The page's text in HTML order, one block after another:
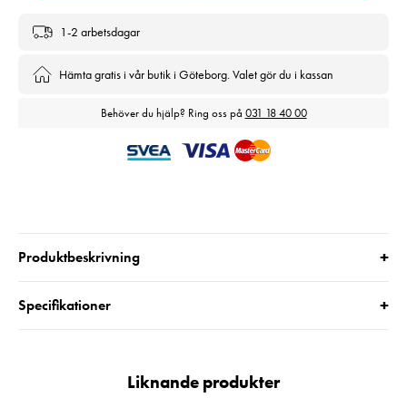
1-2 arbetsdagar
Hämta gratis i vår butik i Göteborg. Valet gör du i kassan
Behöver du hjälp? Ring oss på 031 18 40 00
Produktbeskrivning +
Specifikationer +
Liknande produkter